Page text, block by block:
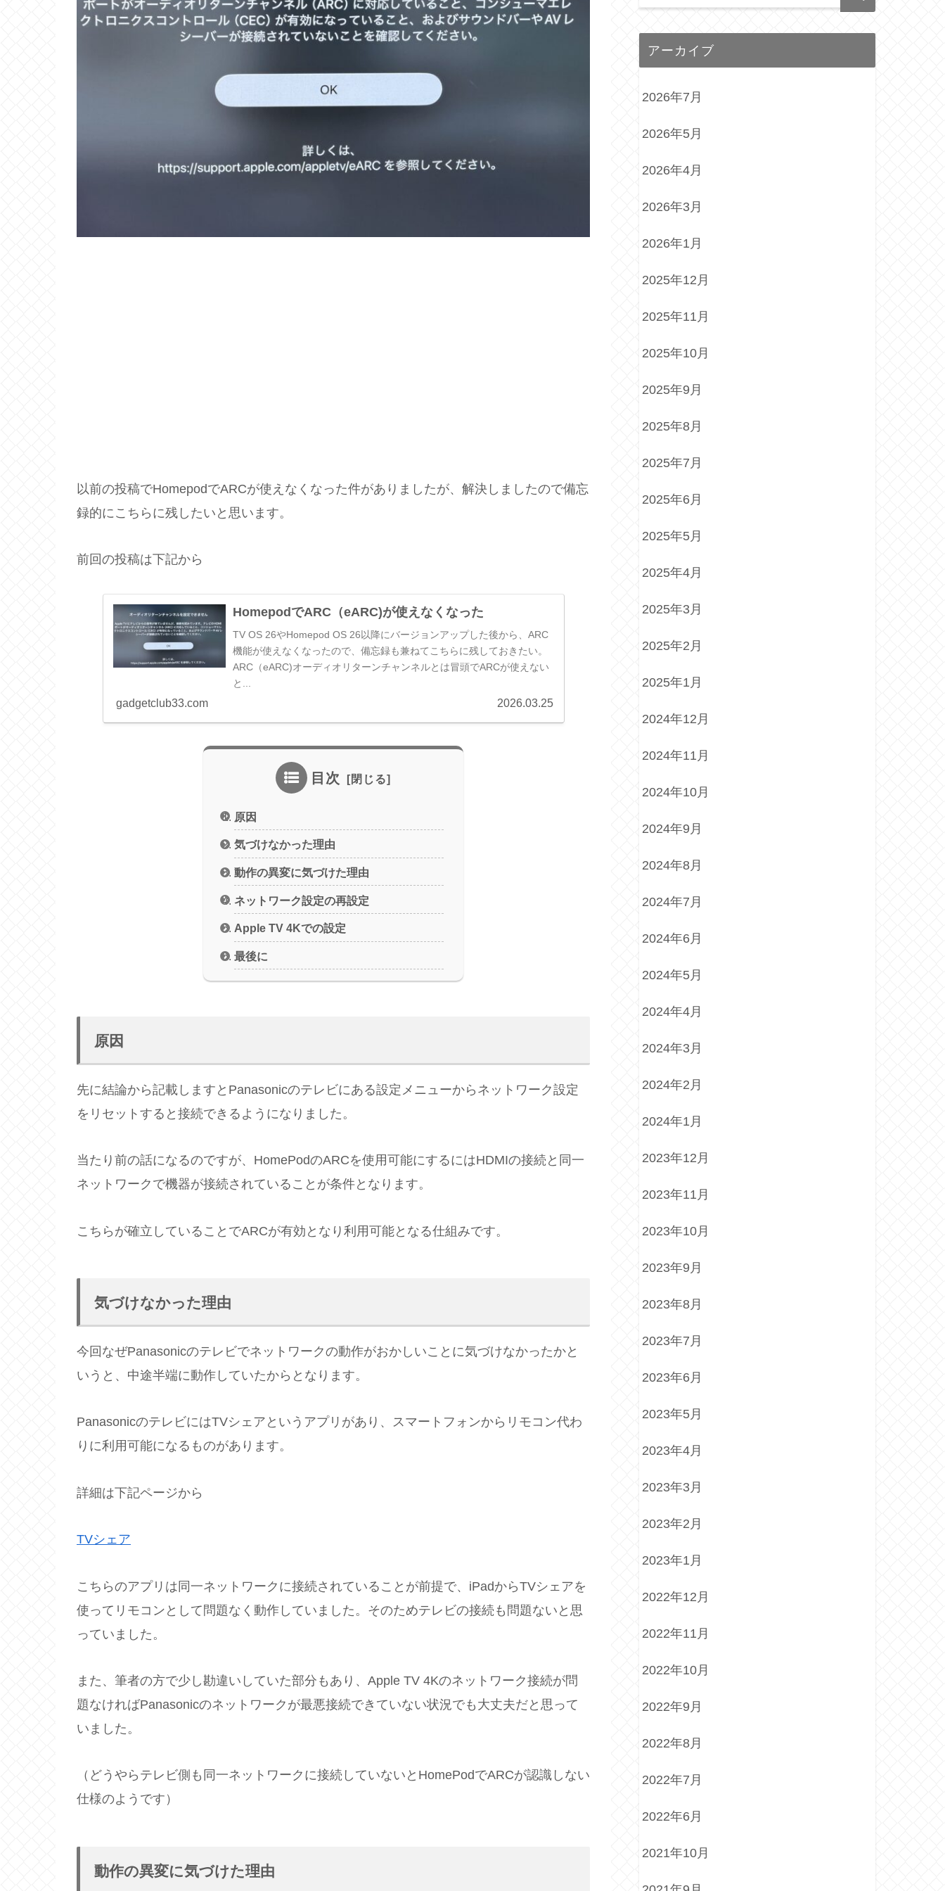
以前の投稿でHomepodでARCが使えなくなった件がありましたが、解決しましたので備忘
録的にこちらに残したいと思います。
前回の投稿は下記から
HomepodでARC（eARC)が使えなくなった
TV OS 26やHomepod OS 26以降にバージョンアップした後から、ARC
機能が使えなくなったので、備忘録も兼ねてこちらに残しておきたい。
ARC（eARC)オーディオリターンチャンネルとは冒頭でARCが使えない
と...
gadgetclub33.com 2026.03.25
目次
原因
気づけなかった理由
動作の異変に気づけた理由
ネットワーク設定の再設定
Apple TV 4Kでの設定
最後に
原因
先に結論から記載しますとPanasonicのテレビにある設定メニューからネットワーク設定
をリセットすると接続できるようになりました。
当たり前の話になるのですが、HomePodのARCを使用可能にするにはHDMIの接続と同一
ネットワークで機器が接続されていることが条件となります。
こちらが確立していることでARCが有効となり利用可能となる仕組みです。
気づけなかった理由
今回なぜPanasonicのテレビでネットワークの動作がおかしいことに気づけなかったかと
いうと、中途半端に動作していたからとなります。
PanasonicのテレビにはTVシェアというアプリがあり、スマートフォンからリモコン代わ
りに利用可能になるものがあります。
詳細は下記ページから
TVシェア
こちらのアプリは同一ネットワークに接続されていることが前提で、iPadからTVシェアを
使ってリモコンとして問題なく動作していました。そのためテレビの接続も問題ないと思
っていました。
また、筆者の方で少し勘違いしていた部分もあり、Apple TV 4Kのネットワーク接続が問
題なければPanasonicのネットワークが最悪接続できていない状況でも大丈夫だと思って
いました。
（どうやらテレビ側も同一ネットワークに接続していないとHomePodでARCが認識しない
仕様のようです）
動作の異変に気づけた理由
アーカイブ
2026年7月
2026年5月
2026年4月
2026年3月
2026年1月
2025年12月
2025年11月
2025年10月
2025年9月
2025年8月
2025年7月
2025年6月
2025年5月
2025年4月
2025年3月
2025年2月
2025年1月
2024年12月
2024年11月
2024年10月
2024年9月
2024年8月
2024年7月
2024年6月
2024年5月
2024年4月
2024年3月
2024年2月
2024年1月
2023年12月
2023年11月
2023年10月
2023年9月
2023年8月
2023年7月
2023年6月
2023年5月
2023年4月
2023年3月
2023年2月
2023年1月
2022年12月
2022年11月
2022年10月
2022年9月
2022年8月
2022年7月
2022年6月
2021年10月